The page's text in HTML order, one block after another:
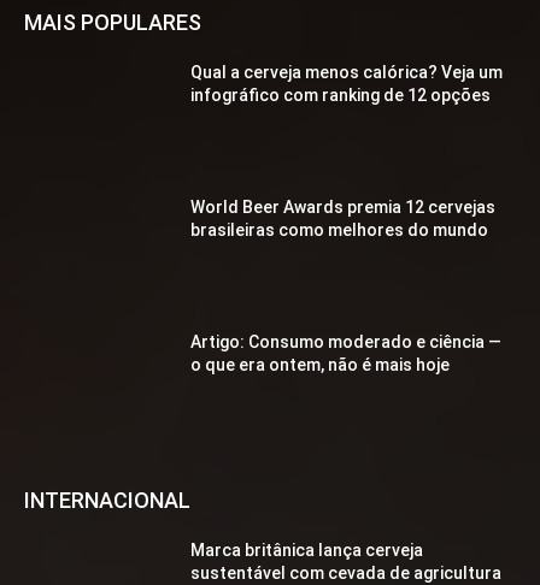
MAIS POPULARES
Qual a cerveja menos calórica? Veja um
infográfico com ranking de 12 opções
World Beer Awards premia 12 cervejas
brasileiras como melhores do mundo
Artigo: Consumo moderado e ciência —
o que era ontem, não é mais hoje
INTERNACIONAL
Marca britânica lança cerveja
sustentável com cevada de agricultura